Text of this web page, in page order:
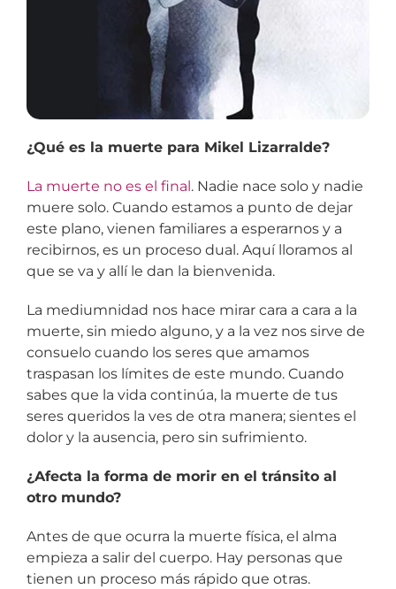
¿Qué es la muerte para Mikel Lizarralde?
La muerte no es el final . Nadie nace solo y nadie
muere solo. Cuando estamos a punto de dejar
este plano, vienen familiares a esperarnos y a
recibirnos, es un proceso dual. Aquí lloramos al
que se va y allí le dan la bienvenida.
La mediumnidad nos hace mirar cara a cara a la
muerte, sin miedo alguno, y a la vez nos sirve de
consuelo cuando los seres que amamos
traspasan los límites de este mundo. Cuando
sabes que la vida continúa, la muerte de tus
seres queridos la ves de otra manera; sientes el
dolor y la ausencia, pero sin sufrimiento.
¿Afecta la forma de morir en el tránsito al
otro mundo?
Antes de que ocurra la muerte física, el alma
empieza a salir del cuerpo. Hay personas que
tienen un proceso más rápido que otras.